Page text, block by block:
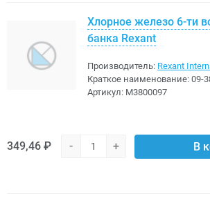
Хлорное железо 6-ти
банка Rexant
Производитель: Rexant
Краткое наименование: 09-
Артикул: M3800097
349,46 ₽ - + В